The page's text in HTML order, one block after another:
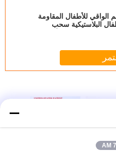
الواقي للأطفال المقاومة
البلاستيكية سحب
مقاومة
حقيبة